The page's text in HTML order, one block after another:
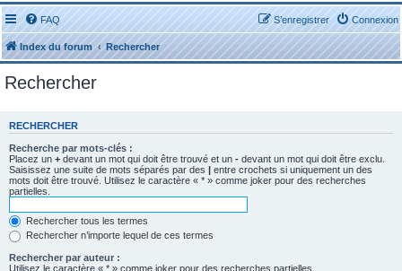
FAQ Connexion
S’enregistrer
Index du forum Rechercher
Rechercher
RECHERCHER
Recherche par mots-clés :
Placez un + devant un mot qui doit être trouvé et un - devant un mot qui doit être exclu.
Saisissez une suite de mots séparés par des | entre crochets si uniquement un des
mots doit être trouvé. Utilisez le caractère « * » comme joker pour des recherches
partielles.
Rechercher tous les termes
Rechercher n’importe lequel de ces termes
Rechercher par auteur :
Utilisez le caractère « * » comme joker pour des recherches partielles.